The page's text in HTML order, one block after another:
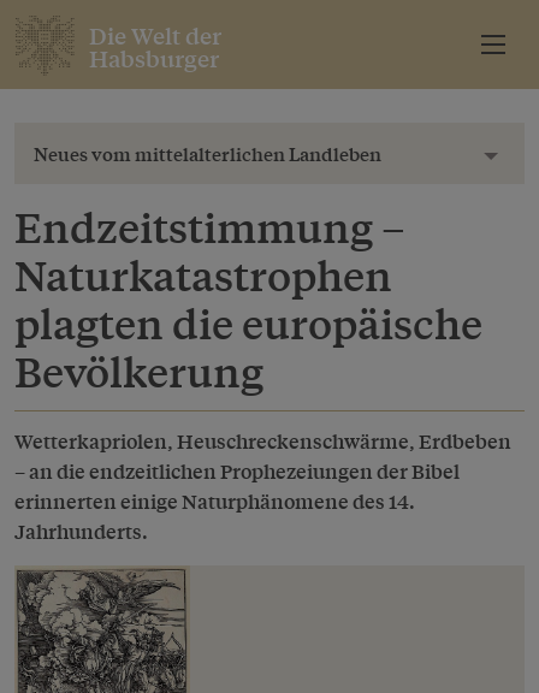
Die Welt der
Habsburger
Neues vom mittelalterlichen Landleben
Endzeitstimmung –
Naturkatastrophen
plagten die europäische
Bevölkerung
Wetterkapriolen, Heuschreckenschwärme, Erdbeben
– an die endzeitlichen Prophezeiungen der Bibel
erinnerten einige Naturphänomene des 14.
Jahrhunderts.